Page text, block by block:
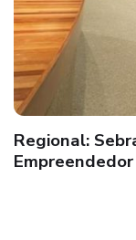
Regional: